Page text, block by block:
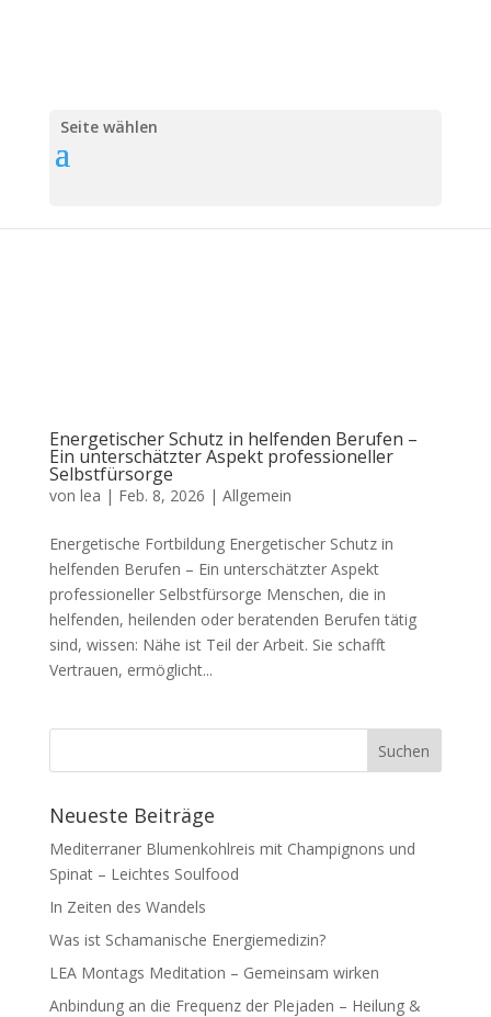
Seite wählen
Energetischer Schutz in helfenden Berufen –
Ein unterschätzter Aspekt professioneller
Selbstfürsorge
von lea | Feb. 8, 2026 | Allgemein
Energetische Fortbildung Energetischer Schutz in
helfenden Berufen – Ein unterschätzter Aspekt
professioneller Selbstfürsorge Menschen, die in
helfenden, heilenden oder beratenden Berufen tätig
sind, wissen: Nähe ist Teil der Arbeit. Sie schafft
Vertrauen, ermöglicht...
Neueste Beiträge
Mediterraner Blumenkohlreis mit Champignons und
Spinat – Leichtes Soulfood
In Zeiten des Wandels
Was ist Schamanische Energiemedizin?
LEA Montags Meditation – Gemeinsam wirken
Anbindung an die Frequenz der Plejaden – Heilung &